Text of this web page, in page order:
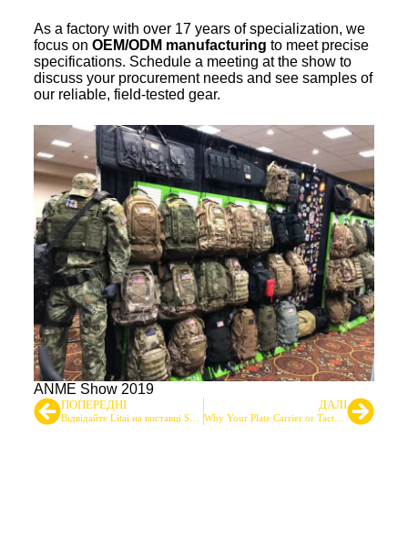
As a factory with over 17 years of specialization, we
focus on OEM/ODM manufacturing to meet precise
specifications. Schedule a meeting at the show to
discuss your procurement needs and see samples of
our reliable, field-tested gear.
ANME Show 2019
ПОПЕРЕДНІ
Відвідайте Litai на виставці SHOT Show 2026 - стенд #60306
ДАЛІ